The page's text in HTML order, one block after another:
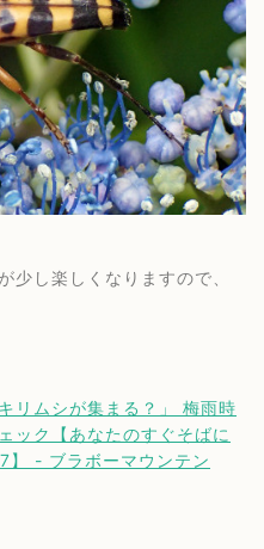
少し楽しくなりますので、
リムシが集まる？」 梅雨時
ック【あなたのすぐそばに
】 - ブラボーマウンテン